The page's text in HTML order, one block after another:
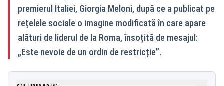
premierul Italiei, Giorgia Meloni, după ce a publicat pe
rețelele sociale o imagine modificată în care apare
alături de liderul de la Roma, însoțită de mesajul:
„Este nevoie de un ordin de restricție”.